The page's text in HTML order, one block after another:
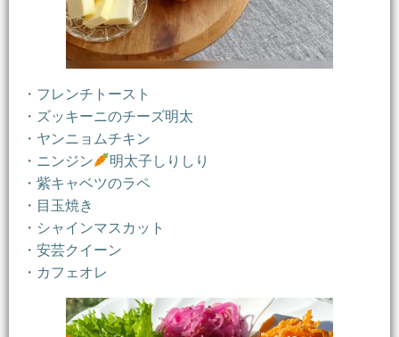
・フレンチトースト
・ズッキーニのチーズ明太
・ヤンニョムチキン
・ニンジン
明太子しりしり
・紫キャベツのラペ
・目玉焼き
・シャインマスカット
・安芸クイーン
・カフェオレ